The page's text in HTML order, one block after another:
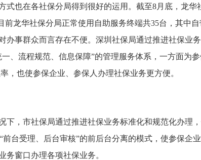
也在各社保分局得到很好的运用。截至8月底，龙华
前龙华社保分局正常使用自助服务终端共35台，其中
办事群众而言存在不便。深圳社保局通过推进社保业
、流程规范、信息保障”的管理服务体系，一方面为
，也使参保企业、参保人办理社保业务更方便。
，市社保局通过推进社保业务标准化和规范化办理
台受理、后台审核”的前后台分离的模式，使参保企
务窗口办理各项社保业务。